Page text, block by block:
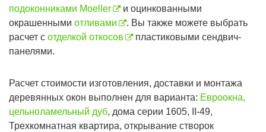
подоконниками Moeller
и оцинкованными
окрашенными отливами
. Вы также можете выбрать
расчет с отделкой откосов
пластиковыми сендвич-
панелями.
Расчет стоимости изготовления, доставки и монтажа
деревянных окон выполнен для варианта: Евроокна,
цельноламельный дуб, дома серии 1605, II-49,
Трехкомнатная квартира, открывание створок